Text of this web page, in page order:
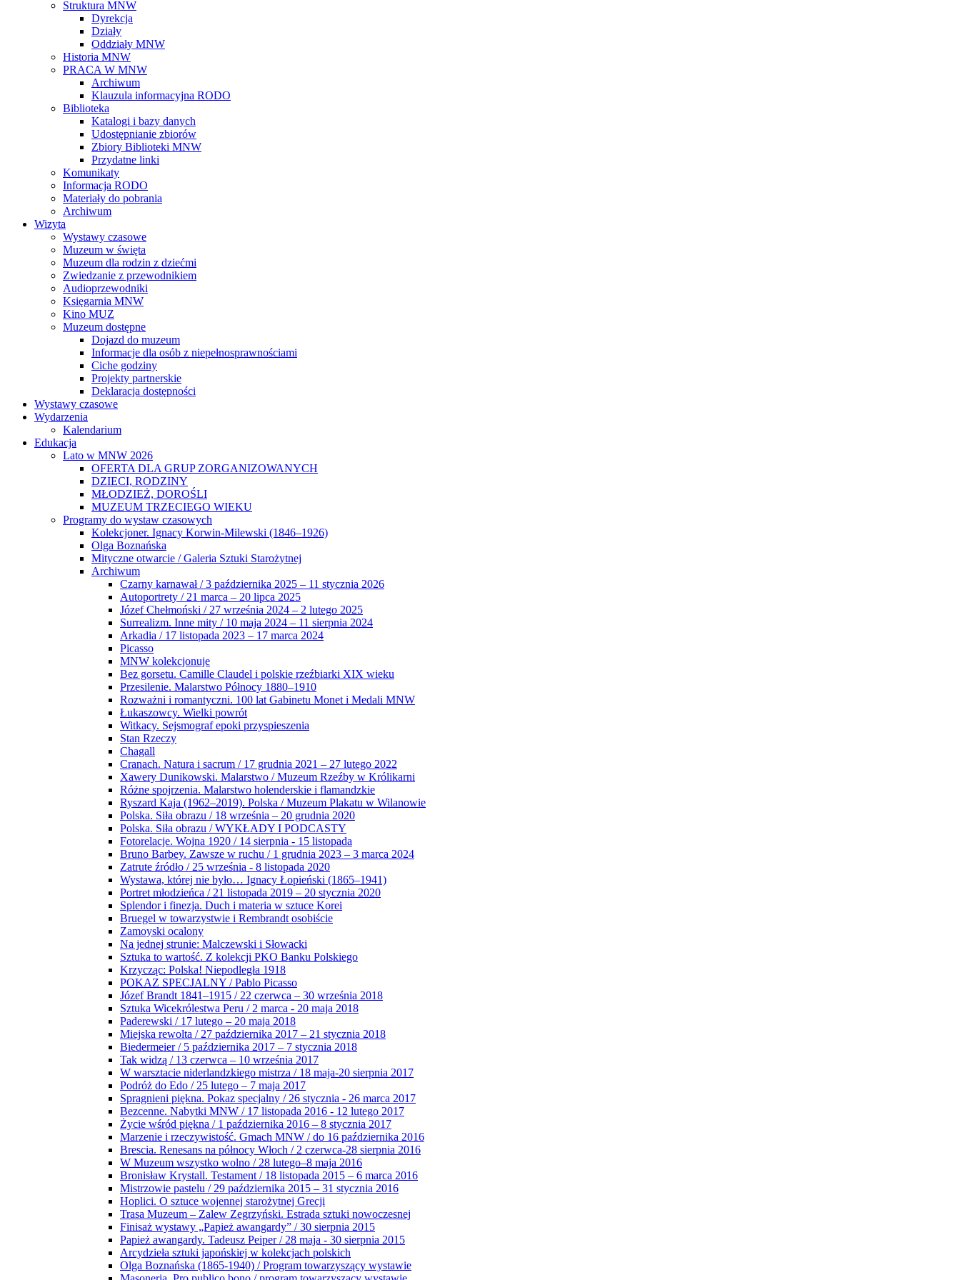
Struktura MNW
Dyrekcja
Działy
Oddziały MNW
Historia MNW
PRACA W MNW
Archiwum
Klauzula informacyjna RODO
Biblioteka
Katalogi i bazy danych
Udostępnianie zbiorów
Zbiory Biblioteki MNW
Przydatne linki
Komunikaty
Informacja RODO
Materiały do pobrania
Archiwum
Wizyta
Wystawy czasowe
Muzeum w święta
Muzeum dla rodzin z dziećmi
Zwiedzanie z przewodnikiem
Audioprzewodniki
Księgarnia MNW
Kino MUZ
Muzeum dostępne
Dojazd do muzeum
Informacje dla osób z niepełnosprawnościami
Ciche godziny
Projekty partnerskie
Deklaracja dostępności
Wystawy czasowe
Wydarzenia
Kalendarium
Edukacja
Lato w MNW 2026
OFERTA DLA GRUP ZORGANIZOWANYCH
DZIECI, RODZINY
MŁODZIEŻ, DOROŚLI
MUZEUM TRZECIEGO WIEKU
Programy do wystaw czasowych
Kolekcjoner. Ignacy Korwin-Milewski (1846–1926)
Olga Boznańska
Mityczne otwarcie / Galeria Sztuki Starożytnej
Archiwum
Czarny karnawał / 3 października 2025 – 11 stycznia 2026
Autoportrety / 21 marca – 20 lipca 2025
Józef Chełmoński / 27 września 2024 – 2 lutego 2025
Surrealizm. Inne mity / 10 maja 2024 – 11 sierpnia 2024
Arkadia / 17 listopada 2023 – 17 marca 2024
Picasso
MNW kolekcjonuje
Bez gorsetu. Camille Claudel i polskie rzeźbiarki XIX wieku
Przesilenie. Malarstwo Północy 1880–1910
Rozważni i romantyczni. 100 lat Gabinetu Monet i Medali MNW
Łukaszowcy. Wielki powrót
Witkacy. Sejsmograf epoki przyspieszenia
Stan Rzeczy
Chagall
Cranach. Natura i sacrum / 17 grudnia 2021 – 27 lutego 2022
Xawery Dunikowski. Malarstwo / Muzeum Rzeźby w Królikarni
Różne spojrzenia. Malarstwo holenderskie i flamandzkie
Ryszard Kaja (1962–2019). Polska / Muzeum Plakatu w Wilanowie
Polska. Siła obrazu / 18 września – 20 grudnia 2020
Polska. Siła obrazu / WYKŁADY I PODCASTY
Fotorelacje. Wojna 1920 / 14 sierpnia - 15 listopada
Bruno Barbey. Zawsze w ruchu / 1 grudnia 2023 – 3 marca 2024
Zatrute źródło / 25 września - 8 listopada 2020
Wystawa, której nie było… Ignacy Łopieński (1865–1941)
Portret młodzieńca / 21 listopada 2019 – 20 stycznia 2020
Splendor i finezja. Duch i materia w sztuce Korei
Bruegel w towarzystwie i Rembrandt osobiście
Zamoyski ocalony
Na jednej strunie: Malczewski i Słowacki
Sztuka to wartość. Z kolekcji PKO Banku Polskiego
Krzycząc: Polska! Niepodległa 1918
POKAZ SPECJALNY / Pablo Picasso
Józef Brandt 1841–1915 / 22 czerwca – 30 września 2018
Sztuka Wicekrólestwa Peru / 2 marca - 20 maja 2018
Paderewski / 17 lutego – 20 maja 2018
Miejska rewolta / 27 października 2017 – 21 stycznia 2018
Biedermeier / 5 października 2017 – 7 stycznia 2018
Tak widzą / 13 czerwca – 10 września 2017
W warsztacie niderlandzkiego mistrza / 18 maja-20 sierpnia 2017
Podróż do Edo / 25 lutego – 7 maja 2017
Spragnieni piękna. Pokaz specjalny / 26 stycznia - 26 marca 2017
Bezcenne. Nabytki MNW / 17 listopada 2016 - 12 lutego 2017
Życie wśród piękna / 1 października 2016 – 8 stycznia 2017
Marzenie i rzeczywistość. Gmach MNW / do 16 października 2016
Brescia. Renesans na północy Włoch / 2 czerwca-28 sierpnia 2016
W Muzeum wszystko wolno / 28 lutego–8 maja 2016
Bronisław Krystall. Testament / 18 listopada 2015 – 6 marca 2016
Mistrzowie pastelu / 29 października 2015 – 31 stycznia 2016
Hoplici. O sztuce wojennej starożytnej Grecji
Trasa Muzeum – Zalew Zegrzyński. Estrada sztuki nowoczesnej
Finisaż wystawy „Papież awangardy” / 30 sierpnia 2015
Papież awangardy. Tadeusz Peiper / 28 maja - 30 sierpnia 2015
Arcydzieła sztuki japońskiej w kolekcjach polskich
Olga Boznańska (1865-1940) / Program towarzyszący wystawie